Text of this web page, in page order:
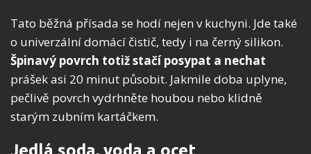
Tato běžná přísada se hodí nejen v kuchyni. Jde také
o univerzální domácí čistič, tedy i na černý silikon.
Špinavý povrch totiž stačí posypat a nechat
prášek asi 20 minut působit. Jakmile doba uplyne,
pečlivě povrch vydrhněte houbou nebo klidně
starým zubním kartáčkem.